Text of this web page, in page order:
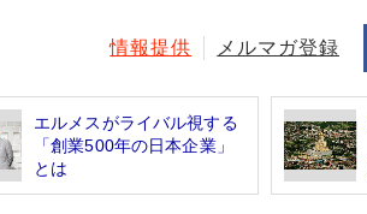
情報提供 メルマガ登録
エルメスがライバル視する
「創業500年の日本企業」
とは